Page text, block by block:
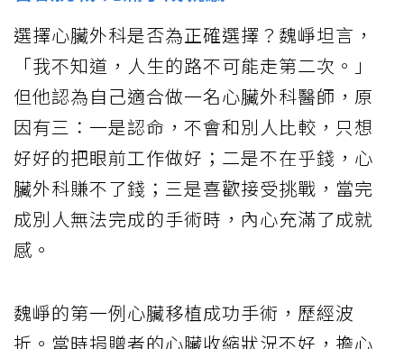
選擇心臟外科是否為正確選擇？魏崢坦言，
「我不知道，人生的路不可能走第二次。」
但他認為自己適合做一名心臟外科醫師，原
因有三：一是認命，不會和別人比較，只想
好好的把眼前工作做好；二是不在乎錢，心
臟外科賺不了錢；三是喜歡接受挑戰，當完
成別人無法完成的手術時，內心充滿了成就
感。
魏崢的第一例心臟移植成功手術，歷經波
折。當時捐贈者的心臟收縮狀況不好，擔心